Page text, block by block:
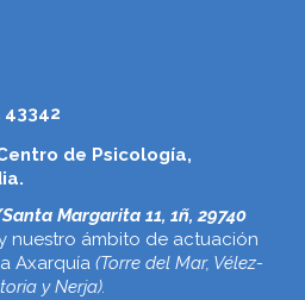
de Psicología,
Margarita 11, 1ñ, 29740
nuestro ámbito de actuación
Axarquía (Torre del Mar, Vélez-
y Nerja).